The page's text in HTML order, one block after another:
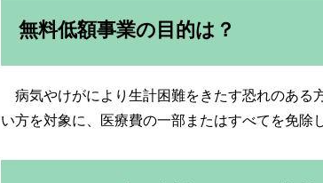
無料低額事業の目的は？
病気やけがにより生計困難をきたす恐れのある
い方を対象に、医療費の一部またはすべてを免除